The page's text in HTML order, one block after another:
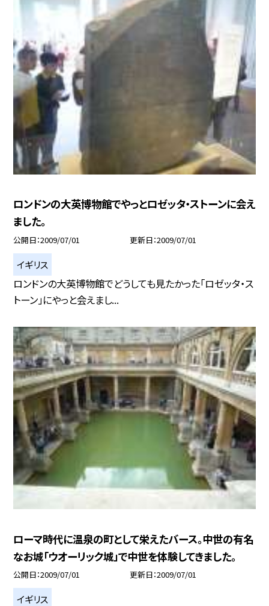
ロンドンの大英博物館でやっとロゼッタ・ストーンに会え
ました。
公開日 2009/07/01 更新日 2009/07/01
イギリス
ロンドンの大英博物館でどうしても見たかった「ロゼッタ・ス
トーン」にやっと会えまし...
ローマ時代に温泉の町として栄えたバース。中世の有名
なお城「ウオーリック城」で中世を体験してきました。
公開日 2009/07/01 更新日 2009/07/01
イギリス